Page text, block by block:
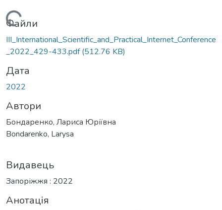
Файли
ІІІ_International_Scientific_and_Practical_Internet_Conference
_2022_429-433.pdf(512.76 KB)
Дата
2022
Автори
Бондаренко, Лариса Юріївна
Bondarenko, Larysa
Видавець
Запоріжжя : 2022
Анотація